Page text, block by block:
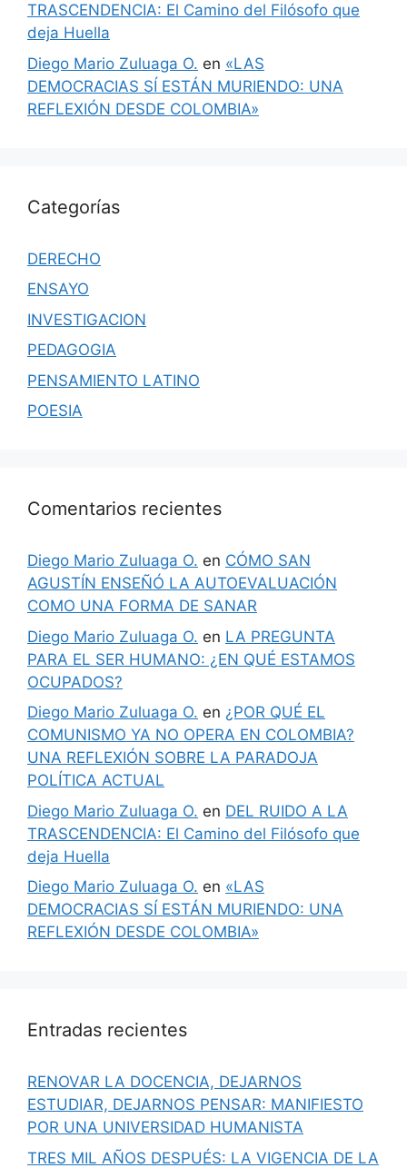
TRASCENDENCIA: El Camino del Filósofo que
deja Huella
Diego Mario Zuluaga O. en «LAS
DEMOCRACIAS SÍ ESTÁN MURIENDO: UNA
REFLEXIÓN DESDE COLOMBIA»
Categorías
DERECHO
ENSAYO
INVESTIGACION
PEDAGOGIA
PENSAMIENTO LATINO
POESIA
Comentarios recientes
Diego Mario Zuluaga O. en CÓMO SAN
AGUSTÍN ENSEÑÓ LA AUTOEVALUACIÓN
COMO UNA FORMA DE SANAR
Diego Mario Zuluaga O. en LA PREGUNTA
PARA EL SER HUMANO: ¿EN QUÉ ESTAMOS
OCUPADOS?
Diego Mario Zuluaga O. en ¿POR QUÉ EL
COMUNISMO YA NO OPERA EN COLOMBIA?
UNA REFLEXIÓN SOBRE LA PARADOJA
POLÍTICA ACTUAL
Diego Mario Zuluaga O. en DEL RUIDO A LA
TRASCENDENCIA: El Camino del Filósofo que
deja Huella
Diego Mario Zuluaga O. en «LAS
DEMOCRACIAS SÍ ESTÁN MURIENDO: UNA
REFLEXIÓN DESDE COLOMBIA»
Entradas recientes
RENOVAR LA DOCENCIA, DEJARNOS
ESTUDIAR, DEJARNOS PENSAR: MANIFIESTO
POR UNA UNIVERSIDAD HUMANISTA
TRES MIL AÑOS DESPUÉS: LA VIGENCIA DE LA